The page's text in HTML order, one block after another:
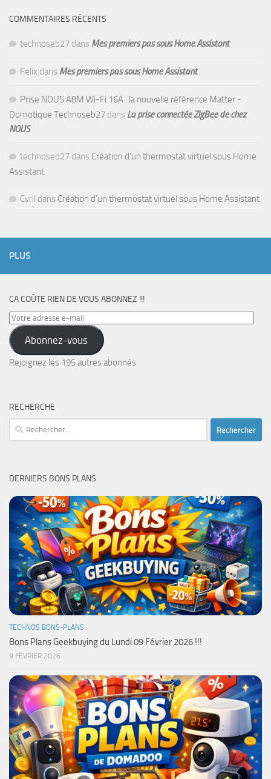
COMMENTAIRES RÉCENTS
technoseb27 dans Mes premiers pas sous Home Assistant
Felix dans Mes premiers pas sous Home Assistant
Prise NOUS A8M Wi-Fi 16A : la nouvelle référence Matter -
Domotique Technoseb27 dans La prise connectée ZigBee de chez
NOUS
technoseb27 dans Création d’un thermostat virtuel sous Home
Assistant
Cyril dans Création d’un thermostat virtuel sous Home Assistant
PLUS
CA COÛTE RIEN DE VOUS ABONNEZ !!!
Votre
adresse
e-
mail
Abonnez-vous
Rejoignez les 195 autres abonnés
RECHERCHE
Rechercher :
DERNIERS BONS PLANS
TECHNOS BONS-PLANS
Bons Plans Geekbuying du Lundi 09 Février 2026 !!!
9 FÉVRIER 2026